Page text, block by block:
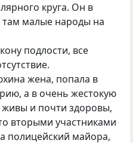
круга. Он в
там малые народы на
подлости, все
жена, попала в
а в очень жестокую
и почти здоровы,
вторыми участниками
полицейский майора,